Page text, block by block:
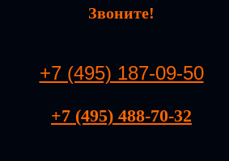
Звоните!
+7 (495) 187-09-50
+7 (495) 488-70-32